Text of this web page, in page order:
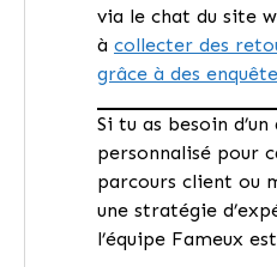
via le chat du site
à collecter des
grâce à des
Si tu as besoin
personnalisé pour
parcours client ou
une stratégie
l’équipe Fameux